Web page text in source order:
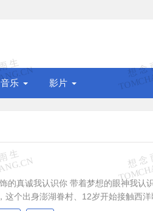
音乐 影片
的真诚我认识你 带着梦想的眼神我认
这个出身澎湖眷村、12岁开始接触西